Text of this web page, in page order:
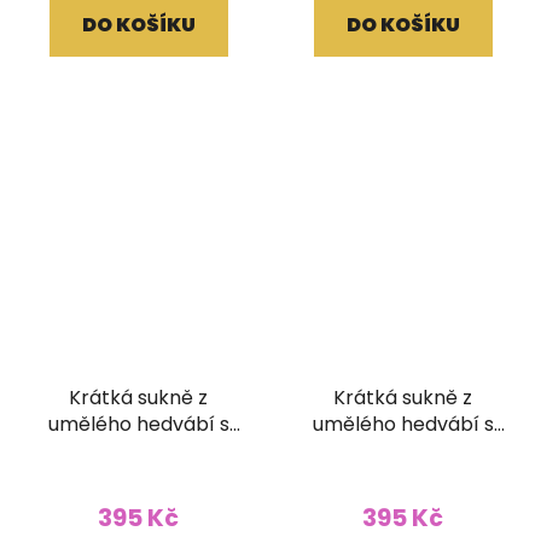
DO KOŠÍKU DO KOŠÍKU
Krátká sukně z
umělého hedvábí s
395 Kč
Krátká sukně z
umělého hedvábí s
395 Kč